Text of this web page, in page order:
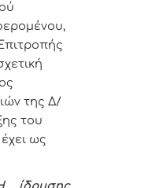
της Δ/
του
ως
ίδρυσης